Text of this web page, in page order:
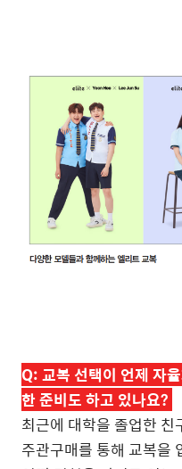
Q:교복 선택이 언제 자
한 준비도 하고 있나요?
최근에 대학을 졸업한
주관구매를 통해 교복을